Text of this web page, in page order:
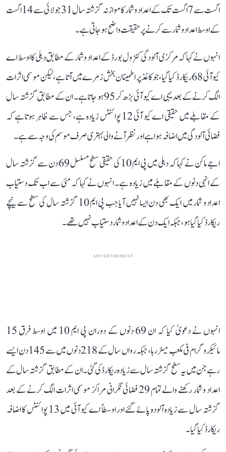
اگست سے 7 اگست تک کے اعداد و شمار کا موازنہ گزشتہ سال 31 جولائی سے 14 اگست
کے اوسط اعداد و شمار سے کرنے پر حقیقت واضح ہو جاتی ہے۔
انہوں نے کہا کہ مرکزی آلودگی کنٹرول بورڈ کے اعداد و شمار کے مطابق دہلی کا اوسط اے
کیو آئی 68 ریکارڈ کیا گیا، جو کاغذ پر اطمینان بخش زمرے میں آتا ہے، لیکن موسمی اثرات
الگ کرنے کے بعد یہی اے کیو آئی بڑھ کر 95 ہو جاتا ہے۔ ان کے مطابق گزشتہ سال
کے مقابلے میں حقیقی اے کیو آئی 12 پوائنٹس زیادہ ہے، جس سے ظاہر ہوتا ہے کہ
فضائی آلودگی میں اضافہ ہوا ہے اور نظر آنے والی بہتری صرف موسم کی وجہ سے ہے۔
اجے ماکن نے کہا کہ دہلی میں پی ایم 10 کی حقیقی سطح مسلسل 69 دن سے گزشتہ سال
کے انہی دنوں کے مقابلے میں زیادہ ہے۔ انہوں نے کہا کہ مئی سے اب تک دستیاب
اعداد و شمار میں ایک بھی دن ایسا نہیں آیا جب پی ایم 10 گزشتہ سال کی سطح سے نیچے
ریکارڈ کیا گیا ہو، جبکہ ایک دن کے اعداد و شمار دستیاب نہیں تھے۔
ADVERTISEMENT
انہوں نے دعویٰ کیا کہ ان 69 دنوں کے دوران پی ایم 10 میں اوسط فرق 15
مائیکروگرام فی مکعب میٹر رہا، جبکہ رواں سال کے 218 دنوں میں سے 145 دن ایسے
رہے جن میں یہ سطح گزشتہ سال سے زیادہ ریکارڈ کی گئی۔ ان کے مطابق گزشتہ سال کے
اعداد و شمار رکھنے والے تمام 29 فضائی نگرانی مراکز موسمی اثرات الگ کرنے کے بعد
گزشتہ سال سے زیادہ آلودہ پائے گئے اور اوسطاً اے کیو آئی میں 13 پوائنٹس کا اضافہ
ریکارڈ کیا گیا۔